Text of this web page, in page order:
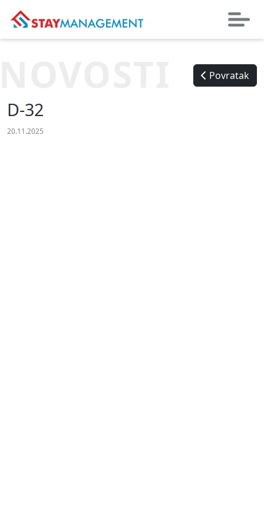
Povratak
D-32
20.11.2025